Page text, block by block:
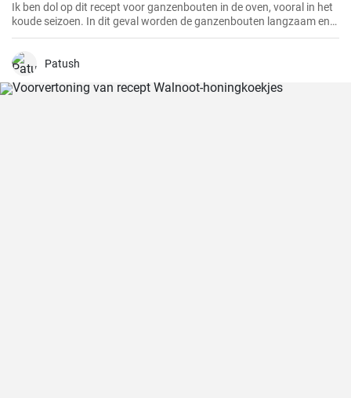
Ik ben dol op dit recept voor ganzenbouten in de oven, vooral in het
koude seizoen. In dit geval worden de ganzenbouten langzaam en
zachtjes geroosterd in de oven, waardoor ze bijzonder mals en
hoogtepunt op mijn menu.
Patush